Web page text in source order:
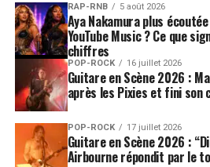
RAP-RNB 5 août 2026
Aya Nakamura plus
YouTube Music ? Ce que
chiffres
POP-ROCK 16 juillet 2026
Guitare en Scène 2026 :
après les Pixies et fini son
POP-ROCK 17 juillet 2026
Guitare en Scène 2026 :
Airbourne répondit par le